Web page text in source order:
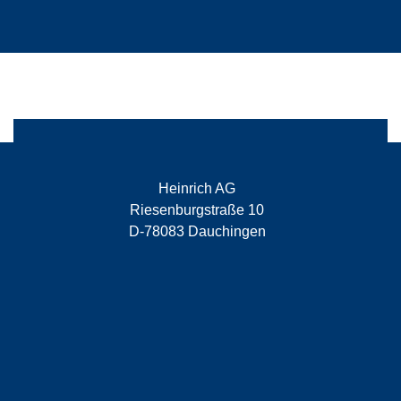
Heinrich AG
Riesenburgstraße 10
D-78083 Dauchingen